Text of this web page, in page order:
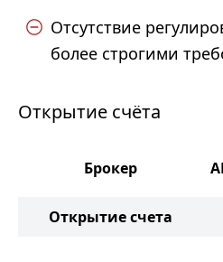
Отсутствие
более строгими
Открытие счёта
Брокер
Открытие счета